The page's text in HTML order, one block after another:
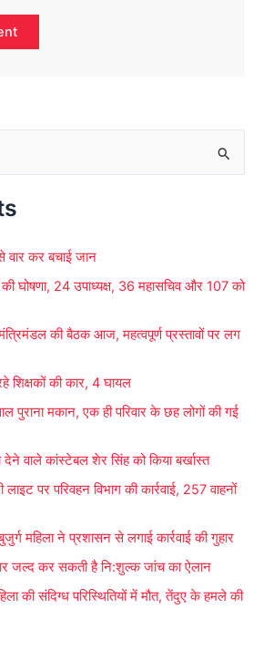
वार कर बचाई जान
की घोषणा, 24 उपाध्यक्ष, 36 महासचिव और 107 को
मंत्रिमंडल की बैठक आज, महत्वपूर्ण प्रस्तावों पर लग
शिक्षकों की कार, 4 घायल
पुराना मकान, एक ही परिवार के छह लोगों की गई
वाले कांस्टेबल शेर सिंह को किया बर्खास्त
पर परिवहन विभाग की कार्रवाई, 257 वाहनों
महिला ने प्रशासन से लगाई कार्रवाई की गुहार
जल्द कर सकती है नि:शुल्क जांच का ऐलान
की संदिग्ध परिस्थितियों में मौत, तेंदुए के हमले की